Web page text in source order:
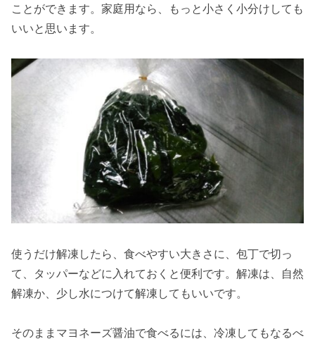
ことができます。家庭用なら、もっと小さく小分けしても
いいと思います。
使うだけ解凍したら、食べやすい大きさに、包丁で切っ
て、タッパーなどに入れておくと便利です。解凍は、自然
解凍か、少し水につけて解凍してもいいです。
そのままマヨネーズ醤油で食べるには、冷凍してもなるべ